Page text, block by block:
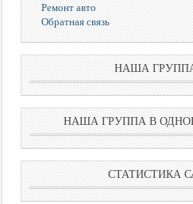
Ремонт авто
Обратная связь
НАША
НАША ГРУППА В
СТАТИСТИКА